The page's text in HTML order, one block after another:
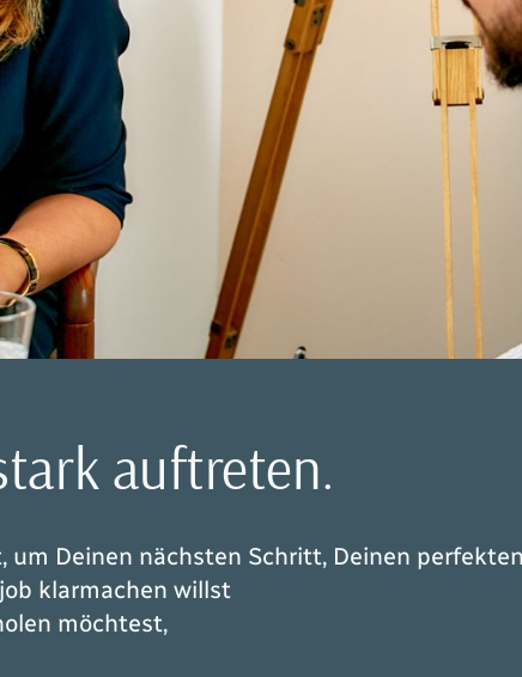
auftreten.
um Deinen nächsten Schritt, Deinen
klarmachen willst
möchtest,